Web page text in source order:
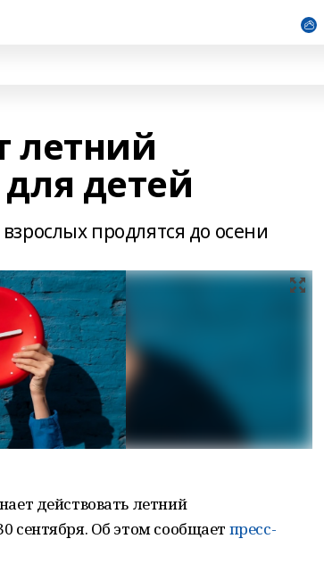
летний
детей
продлятся до осени
действовать летний
сентября. Об этом сообщает пресс-